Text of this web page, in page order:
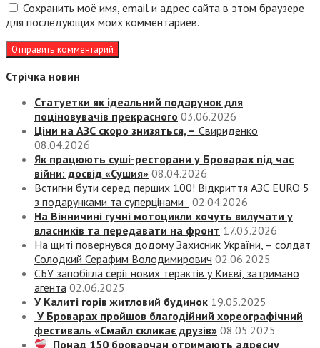
Сохранить моё имя, email и адрес сайта в этом браузере
для последующих моих комментариев.
Стрічка новин
Статуетки як ідеальний подарунок для
поціновувачів прекрасного 03.06.2026
Ціни на АЗС скоро знизяться, – Свириденко
08.04.2026
Як працюють суші-ресторани у Броварах під час
війни: досвід «Сушия» 08.04.2026
Встигни бути серед перших 100! Відкриття АЗС EURO 5
з подарунками та суперцінами
02.04.2026
На Вінничині гучні мотоцикли хочуть вилучати у
власників та передавати на фронт 17.03.2026
На щиті повернувся додому Захисник України, – солдат
Солодкий Серафим Володимирович 02.06.2025
СБУ запобігла серії нових терактів у Києві, затримано
агента 02.06.2025
У Калиті горів житловий будинок 19.05.2025
У Броварах пройшов благодійний хореографічний
фестиваль «Смайл скликає друзів» 08.05.2025
Понад 150 броварчан отримають адресну